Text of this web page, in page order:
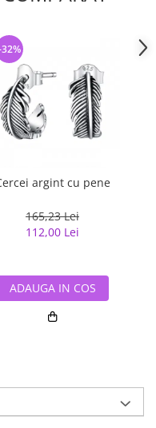
argint cu pene
165,23 Lei
112,00 Lei
ADAUGA IN COS